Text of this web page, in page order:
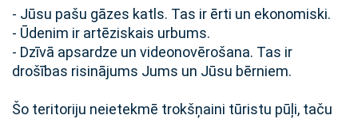
- Jūsu pašu gāzes katls. Tas ir ērti un ekonomiski.
- Ūdenim ir artēziskais urbums.
- Dzīvā apsardze un videonovērošana. Tas ir
drošības risinājums Jums un Jūsu bērniem.
Šo teritoriju neietekmē trokšņaini tūristu pūļi, taču